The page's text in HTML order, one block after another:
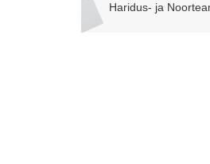
Haridus- ja